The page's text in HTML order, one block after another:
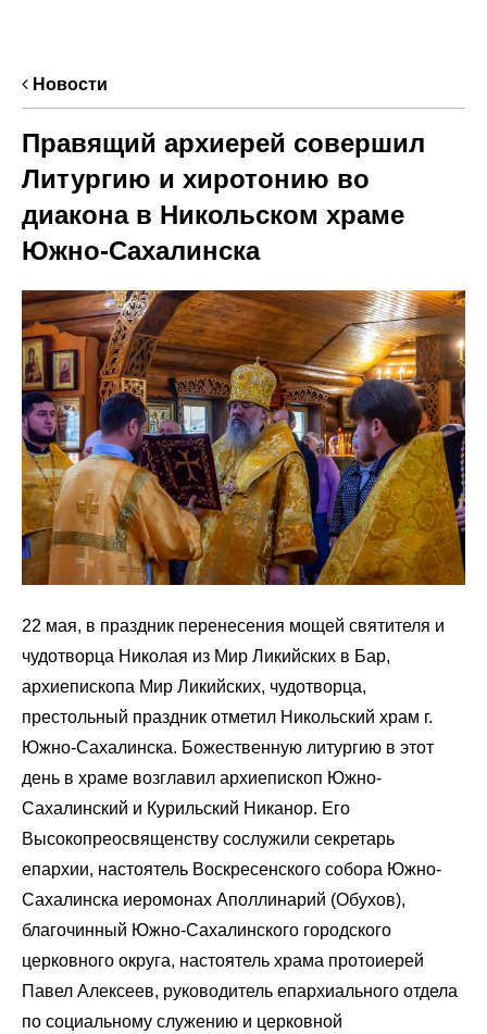
Новости
Правящий архиерей совершил
Литургию и хиротонию во
диакона в Никольском храме
Южно-Сахалинска
22 мая, в праздник перенесения мощей святителя и
чудотворца Николая из Мир Ликийских в Бар,
архиепископа Мир Ликийских, чудотворца,
престольный праздник отметил Никольский храм г.
Южно-Сахалинска. Божественную литургию в этот
день в храме возглавил архиепископ Южно-
Сахалинский и Курильский Никанор. Его
Высокопреосвященству сослужили секретарь
епархии, настоятель Воскресенского собора Южно-
Сахалинска иеромонах Аполлинарий (Обухов),
благочинный Южно-Сахалинского городского
церковного округа, настоятель храма протоиерей
Павел Алексеев, руководитель епархиального отдела
по социальному служению и церковной